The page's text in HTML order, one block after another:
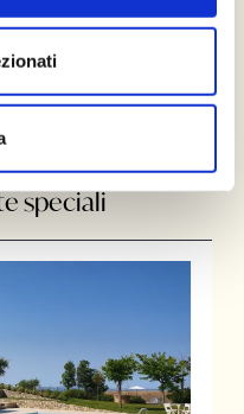
Prenota online
speciali